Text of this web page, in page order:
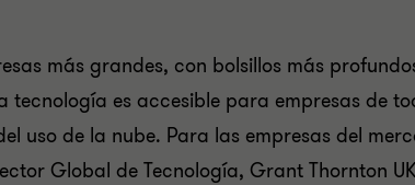
más grandes, con bolsillos más
es accesible para empresas de
uso de la nube. Para las empresas del
Global de Tecnología, Grant Thornton